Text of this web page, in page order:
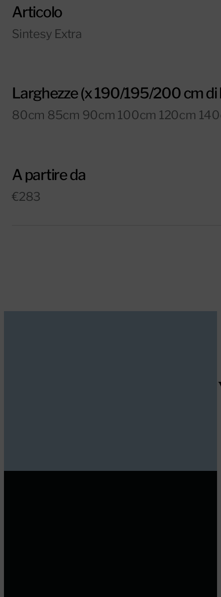
Articolo
Sintesy Extra
Larghezze (x 190/195/200 cm di
80cm 85cm 90cm 100cm 120cm
A partire da
€283